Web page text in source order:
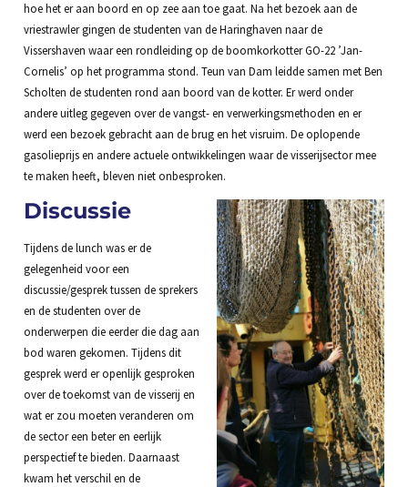
hoe het er aan boord en op zee aan toe gaat. Na het bezoek aan de
vriestrawler gingen de studenten van de Haringhaven naar de
Vissershaven waar een rondleiding op de boomkorkotter GO-22 ’Jan-
Cornelis’ op het programma stond. Teun van Dam leidde samen met Ben
Scholten de studenten rond aan boord van de kotter. Er werd onder
andere uitleg gegeven over de vangst- en verwerkingsmethoden en er
werd een bezoek gebracht aan de brug en het visruim. De oplopende
gasolieprijs en andere actuele ontwikkelingen waar de visserijsector mee
te maken heeft, bleven niet onbesproken.
Discussie
Tijdens de lunch was er de
gelegenheid voor een
discussie/gesprek tussen de sprekers
en de studenten over de
onderwerpen die eerder die dag aan
bod waren gekomen. Tijdens dit
gesprek werd er openlijk gesproken
over de toekomst van de visserij en
wat er zou moeten veranderen om
de sector een beter en eerlijk
perspectief te bieden. Daarnaast
kwam het verschil en de